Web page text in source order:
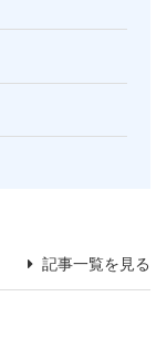
記事一覧を見る